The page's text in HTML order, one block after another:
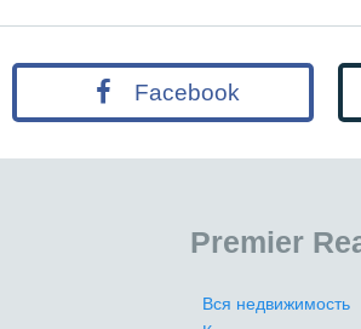
Facebook
Premier
Вся недвижимость